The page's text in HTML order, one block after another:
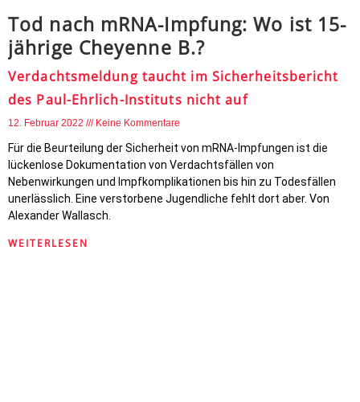
Tod nach mRNA-Impfung: Wo ist 15-
jährige Cheyenne B.?
Verdachtsmeldung taucht im Sicherheitsbericht
des Paul-Ehrlich-Instituts nicht auf
12. Februar 2022 Keine Kommentare
Für die Beurteilung der Sicherheit von mRNA-Impfungen ist die
lückenlose Dokumentation von Verdachtsfällen von
Nebenwirkungen und Impfkomplikationen bis hin zu Todesfällen
unerlässlich. Eine verstorbene Jugendliche fehlt dort aber. Von
Alexander Wallasch.
WEITERLESEN